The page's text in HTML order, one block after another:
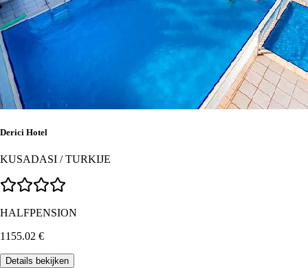
Derici Hotel
KUSADASI /TURKIJE
HALFPENSION
1155.02 €
Details bekijken